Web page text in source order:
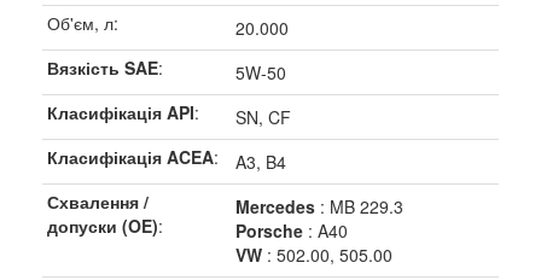
Об'єм, л:
20.000
Вязкість SAE:
5W-50
Класифікація API:
SN, CF
Класифікація ACEA:
A3, B4
Схвалення /
допуски (OE):
Mercedes : MB 229.3
Porsche : A40
VW : 502.00, 505.00